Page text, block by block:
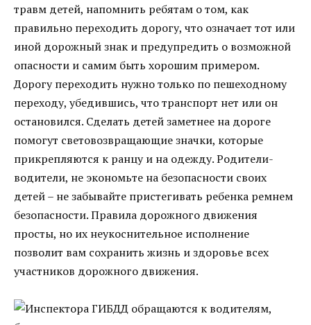
травм детей, напомнить ребятам о том, как
правильно переходить дорогу, что означает тот или
иной дорожный знак и предупредить о возможной
опасности и самим быть хорошим примером.
Дорогу переходить нужно только по пешеходному
переходу, убедившись, что транспорт нет или он
остановился. Сделать детей заметнее на дороге
помогут световозвращающие значки, которые
прикрепляются к ранцу и на одежду. Родители-
водители, не экономьте на безопасности своих
детей – не забывайте пристегивать ребенка ремнем
безопасности. Правила дорожного движения
просты, но их неукоснительное исполнение
позволит вам сохранить жизнь и здоровье всех
участников дорожного движения.